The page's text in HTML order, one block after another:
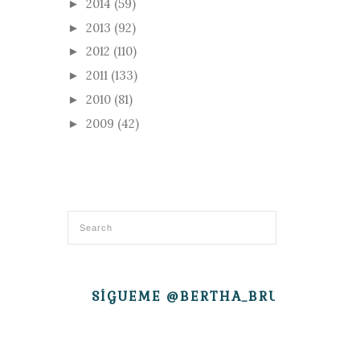
► 2014 (59)
► 2013 (92)
► 2012 (110)
► 2011 (133)
► 2010 (81)
► 2009 (42)
SÍGUEME @BERTHA_BRUJITA